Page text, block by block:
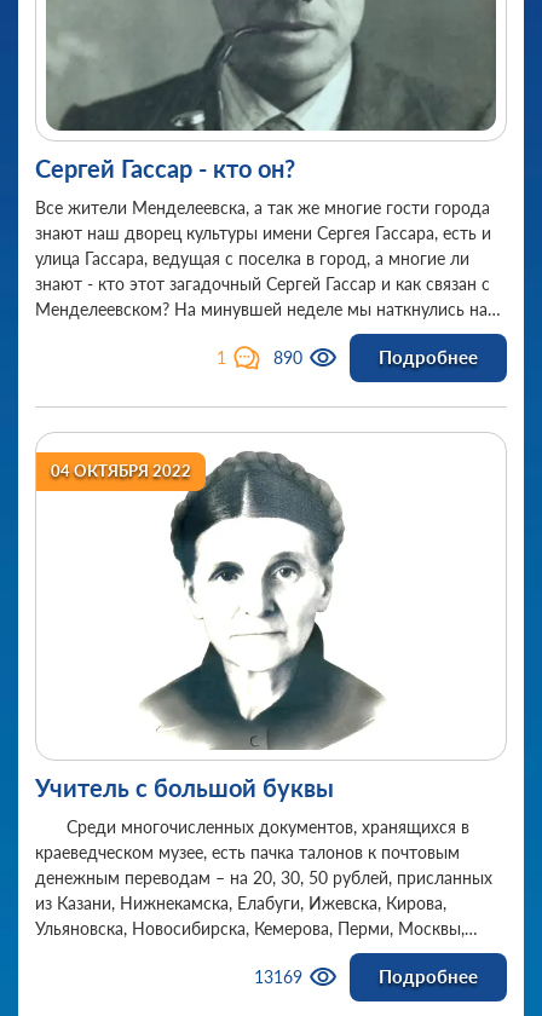
Сергей Гассар - кто он?
Все жители Менделеевска, а так же многие гости города
знают наш дворец культуры имени Сергея Гассара, есть и
улица Гассара, ведущая с поселка в город, а многие ли
знают - кто этот загадочный Сергей Гассар и как связан с
Менделеевском? На минувшей неделе мы наткнулись на
материал о Гассаре на официальной странице ВКонтакте
Химзавода им. Л. я. Карпова и решили поделиться с вами
1 890 Подробнее
04 ОКТЯБРЯ 2022
Учитель с большой буквы
Среди многочисленных документов, хранящихся в
краеведческом музее, есть пачка талонов к почтовым
денежным переводам – на 20, 30, 50 рублей, присланных
из Казани, Нижнекамска, Елабуги, Ижевска, Кирова,
Ульяновска, Новосибирска, Кемерова, Перми, Москвы,
Серпухова, Дальнегорска, Украины и др. Получателем
значится Владимир Владимирович Георгиевский. Для чего
или кого слали ему деньги со всего Советского Союза?
13169 Подробнее